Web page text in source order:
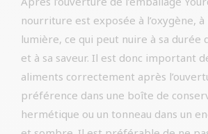
nourriture est exposée à l’oxygène, à
lumière, ce qui peut nuire à sa durée
et à sa saveur. Il est donc important
aliments correctement après
préférence dans une boîte de
hermétique ou un tonneau dans un